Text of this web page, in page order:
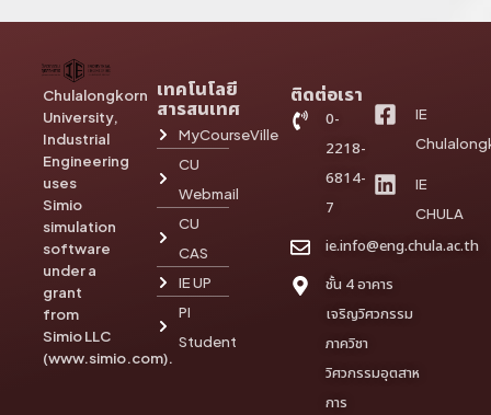
Chulalongkorn
University,
Industrial
Engineering
uses
Simio
simulation
software
under a
grant
from
Simio LLC
(www.simio.com).
เทคโนโลยี
สารสนเทศ
MyCourseVille
CU
Webmail
CU
CAS
IE UP
PI
Student
ติดต่อเรา
0-
2218-
6814-
7
ie.info@eng.chula.ac.th
ชั้น 4 อาคาร
เจริญวิศวกรรม
ภาควิชา
วิศวกรรมอุตสาห
การ
IE
IE
CHULA